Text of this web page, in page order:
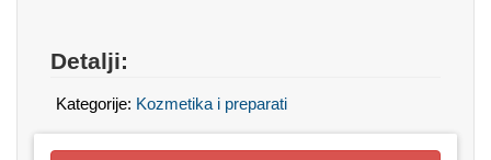
Detalji:
Kategorije: Kozmetika i preparati